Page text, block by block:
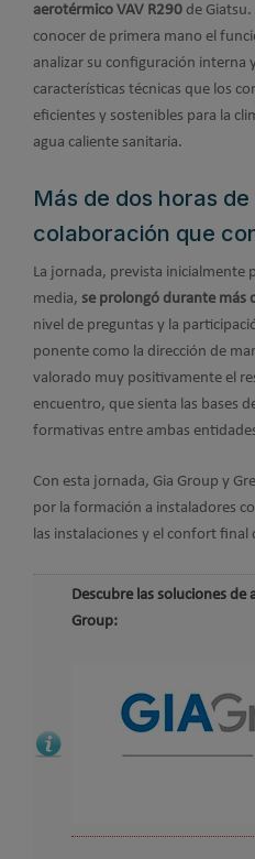
aerotérmico VAV R290 de
conocer de primera mano el
analizar su configuración interna
características técnicas que los
eficientes y sostenibles para la
agua caliente sanitaria.
Más de dos horas
colaboración que
La jornada, prevista inicialmente
media, se prolongó durante más
nivel de preguntas y la
ponente como la dirección de
valorado muy positivamente el
encuentro, que sienta las bases
formativas entre ambas
Con esta jornada, Gia Group y
por la formación a instaladores
las instalaciones y el confort final
Descubre las soluciones de
Group: